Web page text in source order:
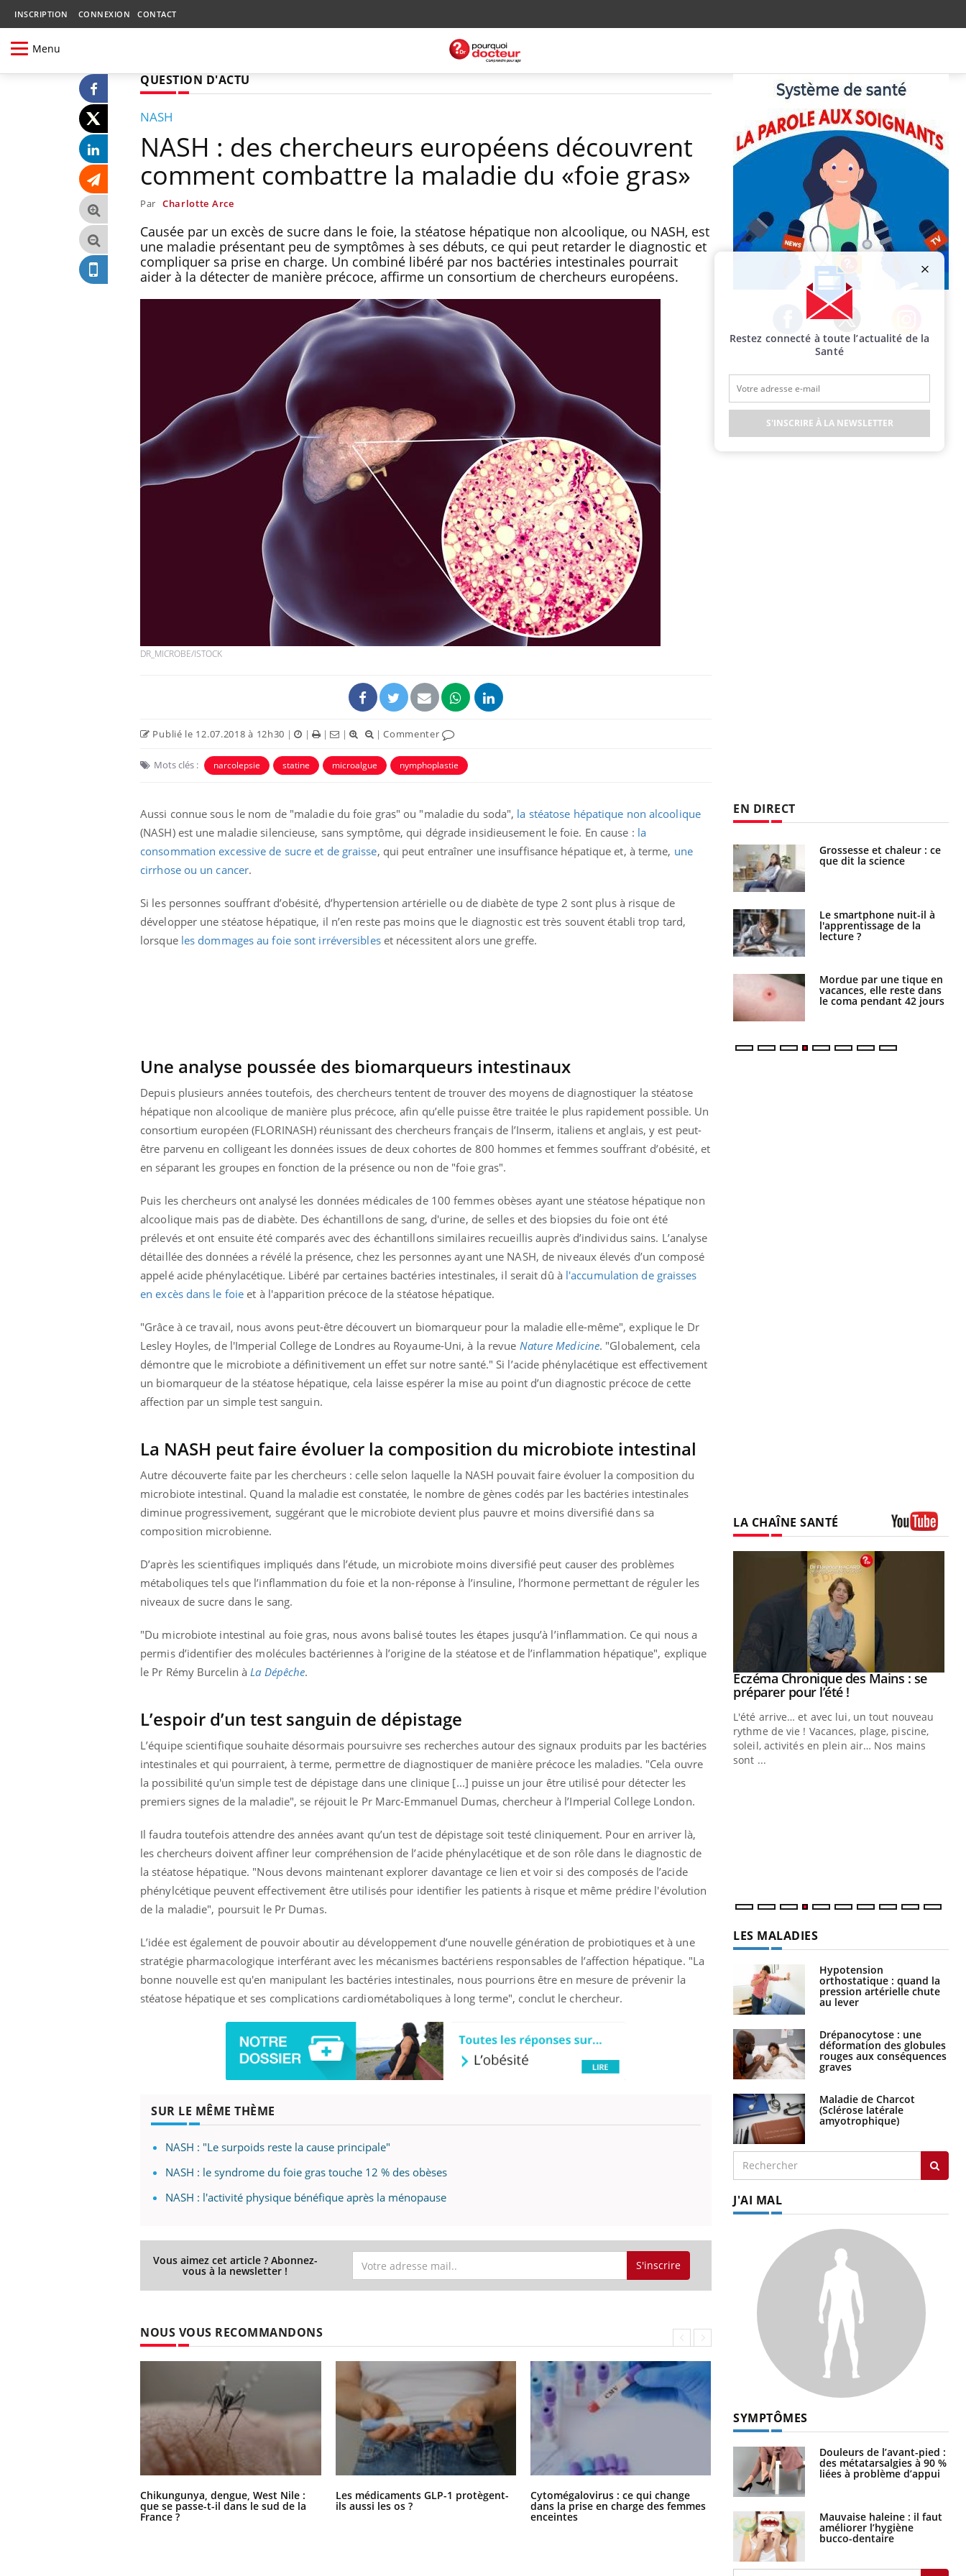
INSCRIPTION CONNEXION CONTACT
Menu
QUESTION D'ACTU
NASH
NASH : des chercheurs européens découvrent
comment combattre la maladie du «foie gras»
Par Charlotte Arce
Causée par un excès de sucre dans le foie, la stéatose hépatique non alcoolique, ou NASH, est
une maladie présentant peu de symptômes à ses débuts, ce qui peut retarder le diagnostic et
compliquer sa prise en charge. Un combiné libéré par nos bactéries intestinales pourrait
aider à la détecter de manière précoce, affirme un consortium de chercheurs européens.
DR_MICROBE/ISTOCK
Publié le 12.07.2018 à 12h30 | | | | |Commenter
Mots clés : narcolepsie statine microalgue nymphoplastie
Aussi connue sous le nom de "maladie du foie gras" ou "maladie du soda", la stéatose hépatique non alcoolique
(NASH) est une maladie silencieuse, sans symptôme, qui dégrade insidieusement le foie. En cause : la
consommation excessive de sucre et de graisse, qui peut entraîner une insuffisance hépatique et, à terme, une
cirrhose ou un cancer.
Si les personnes souffrant d’obésité, d’hypertension artérielle ou de diabète de type 2 sont plus à risque de
développer une stéatose hépatique, il n’en reste pas moins que le diagnostic est très souvent établi trop tard,
lorsque les dommages au foie sont irréversibleset nécessitent alors une greffe.
Une analyse poussée des biomarqueurs intestinaux
Depuis plusieurs années toutefois, des chercheurs tentent de trouver des moyens de diagnostiquer la stéatose
hépatique non alcoolique de manière plus précoce, afin qu’elle puisse être traitée le plus rapidement possible. Un
consortium européen (FLORINASH) réunissant des chercheurs français de l’Inserm, italiens et anglais, y est peut-
être parvenu en colligeant les données issues de deux cohortes de 800 hommes et femmes souffrant d’obésité, et
en séparant les groupes en fonction de la présence ou non de "foie gras".
Puis les chercheurs ont analysé les données médicales de 100 femmes obèses ayant une stéatose hépatique non
alcoolique mais pas de diabète. Des échantillons de sang, d'urine, de selles et des biopsies du foie ont été
prélevés et ont ensuite été comparés avec des échantillons similaires recueillis auprès d’individus sains. L’analyse
détaillée des données a révélé la présence, chez les personnes ayant une NASH, de niveaux élevés d’un composé
appelé acide phénylacétique. Libéré par certaines bactéries intestinales, il serait dû à l'accumulation de graisses
en excès dans le foie et à l'apparition précoce de la stéatose hépatique.
"Grâce à ce travail, nous avons peut-être découvert un biomarqueur pour la maladie elle-même", explique le Dr
Lesley Hoyles, de l'Imperial College de Londres au Royaume-Uni, à la revue Nature Medicine. "Globalement, cela
démontre que le microbiote a définitivement un effet sur notre santé." Si l’acide phénylacétique est effectivement
un biomarqueur de la stéatose hépatique, cela laisse espérer la mise au point d’un diagnostic précoce de cette
affection par un simple test sanguin.
La NASH peut faire évoluer la composition du microbiote intestinal
Autre découverte faite par les chercheurs : celle selon laquelle la NASH pouvait faire évoluer la composition du
microbiote intestinal. Quand la maladie est constatée, le nombre de gènes codés par les bactéries intestinales
diminue progressivement, suggérant que le microbiote devient plus pauvre et moins diversifié dans sa
composition microbienne.
D’après les scientifiques impliqués dans l’étude, un microbiote moins diversifié peut causer des problèmes
métaboliques tels que l’inflammation du foie et la non-réponse à l’insuline, l’hormone permettant de réguler les
niveaux de sucre dans le sang.
"Du microbiote intestinal au foie gras, nous avons balisé toutes les étapes jusqu’à l’inflammation. Ce qui nous a
permis d’identifier des molécules bactériennes à l’origine de la stéatose et de l’inflammation hépatique", explique
le Pr Rémy Burcelin à La Dépêche.
L’espoir d’un test sanguin de dépistage
L’équipe scientifique souhaite désormais poursuivre ses recherches autour des signaux produits par les bactéries
intestinales et qui pourraient, à terme, permettre de diagnostiquer de manière précoce les maladies. "Cela ouvre
la possibilité qu'un simple test de dépistage dans une clinique [...] puisse un jour être utilisé pour détecter les
premiers signes de la maladie", se réjouit le Pr Marc-Emmanuel Dumas, chercheur à l’Imperial College London.
Il faudra toutefois attendre des années avant qu’un test de dépistage soit testé cliniquement. Pour en arriver là,
les chercheurs doivent affiner leur compréhension de l’acide phénylacétique et de son rôle dans le diagnostic de
la stéatose hépatique. "Nous devons maintenant explorer davantage ce lien et voir si des composés de l’acide
phénylcétique peuvent effectivement être utilisés pour identifier les patients à risque et même prédire l'évolution
de la maladie", poursuit le Pr Dumas.
L’idée est également de pouvoir aboutir au développement d’une nouvelle génération de probiotiques et à une
stratégie pharmacologique interférant avec les mécanismes bactériens responsables de l’affection hépatique. "La
bonne nouvelle est qu'en manipulant les bactéries intestinales, nous pourrions être en mesure de prévenir la
stéatose hépatique et ses complications cardiométaboliques à long terme", conclut le chercheur.
SUR LE MÊME THÈME
NASH : "Le surpoids reste la cause principale"
NASH : le syndrome du foie gras touche 12 % des obèses
NASH : l'activité physique bénéfique après la ménopause
Vous aimez cet article ? Abonnez-
vous à la newsletter ! S'inscrire
NOUS VOUS RECOMMANDONS
Chikungunya, dengue, West Nile :
que se passe-t-il dans le sud de la
France ?
Les médicaments GLP-1 protègent-
ils aussi les os ?
Cytomégalovirus : ce qui change
dans la prise en charge des femmes
enceintes
La sieste empêche-t-elle de dormir
Facebook Twitter Instagram
EN DIRECT
Chikungunya, dengue,
t-il dans le sud de la
Les médicaments GLP-1
protègent-ils aussi les os
?
La sieste empêche-t-elle
de dormir la nuit ?
VIH : la fin du comprimé
tous les jours se profile-t-
elle enfin ?
Fortes chaleurs :
pourquoi le risque de
Le Viagra pourrait-il
freiner la propagation du
Grossesse et chaleur : ce
que dit la science
Le smartphone nuit-il à
l'apprentissage de la
lecture ?
Mordue par une tique en
vacances, elle reste dans
le coma pendant 42 jours
LA CHAÎNE SANTÉ
Eczéma Chronique des Mains :
Il y a des sujets qui sont faciles à aborder...
d'autres non ! D'un côté, poser des
questions sur la maladie d'un proche c'est
Youtube
Carence en fer : comprendre pour
Fatigue, irritabilité, brouillard mental ou
même alopécie… Les symptômes de la
carence en fer sont multiples ce qui la rend
...
patients comme parfois chez les soignants.
Youtube
Eczéma Chronique des Mains : se
préparer pour l’été !Youtube
L'été arrive… et avec lui, un tout nouveau
rythme de vie ! Vacances, plage, piscine,
soleil, activités en plein air… Nos mains
sont ...
LES MALADIES
Hypotension
orthostatique : quand la
pression artérielle chute
au lever
Drépanocytose : une
déformation des globules
rouges aux conséquences
graves
Maladie de Charcot
(Sclérose latérale
amyotrophique)
J'AI MAL
SYMPTÔMES
Douleurs de l’avant-pied :
des métatarsalgies à 90 %
liées à problème d’appui
Mauvaise haleine : il faut
améliorer l’hygiène
bucco-dentaire
Restez connecté à toute l’actualité de la
Santé
S'INSCRIRE À LA NEWSLETTER